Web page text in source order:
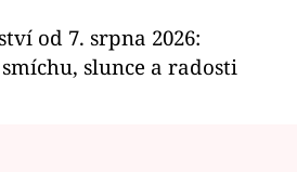
od 7. srpna 2026:
slunce a radosti